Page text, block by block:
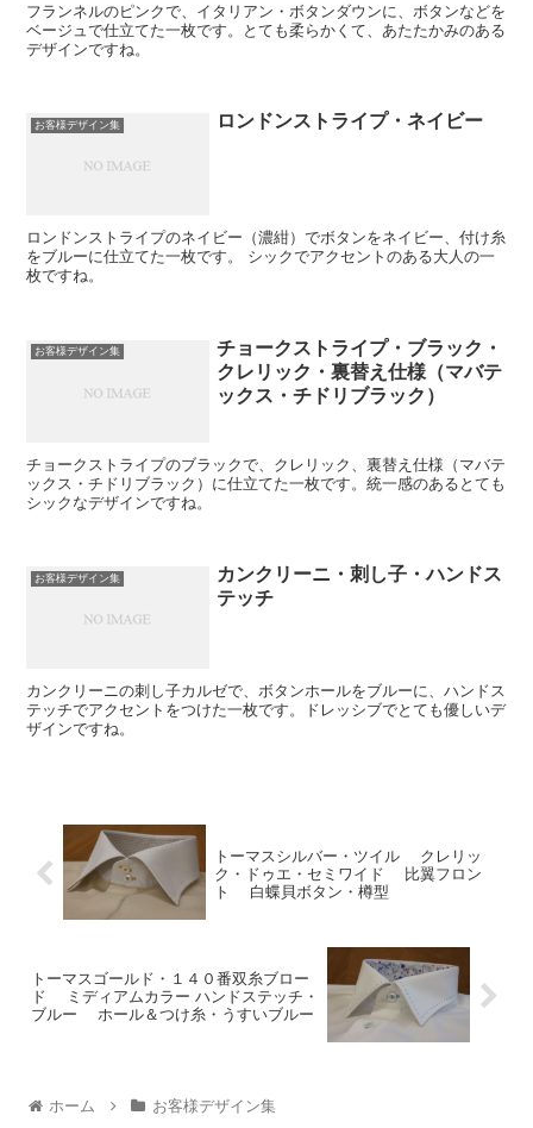
フランネルのピンクで、イタリアン・ボタンダウンに、ボタンなどを
ベージュで仕立てた一枚です。とても柔らかくて、あたたかみのある
デザインですね。
お客様デザイン集 ロンドンストライプ・ネイビー
ロンドンストライプのネイビー（濃紺）でボタンをネイビー、付け糸
をブルーに仕立てた一枚です。 シックでアクセントのある大人の一
枚ですね。
お客様デザイン集
チョークストライプ・ブラック・
クレリック・裏替え仕様（マバテ
ックス・チドリブラック）
チョークストライプのブラックで、クレリック、裏替え仕様（マバテ
ックス・チドリブラック）に仕立てた一枚です。統一感のあるとても
シックなデザインですね。
お客様デザイン集
カンクリーニ・刺し子・ハンドス
テッチ
カンクリーニの刺し子カルゼで、ボタンホールをブルーに、ハンドス
テッチでアクセントをつけた一枚です。ドレッシブでとても優しいデ
ザインですね。
トーマスシルバー・ツイル クレリッ
ク・ドゥエ・セミワイド 比翼フロン
ト 白蝶貝ボタン・樽型
トーマスゴールド・１４０番双糸ブロー
ド ミディアムカラー ハンドステッチ・
ブルー ホール＆つけ糸・うすいブルー
ホーム お客様デザイン集